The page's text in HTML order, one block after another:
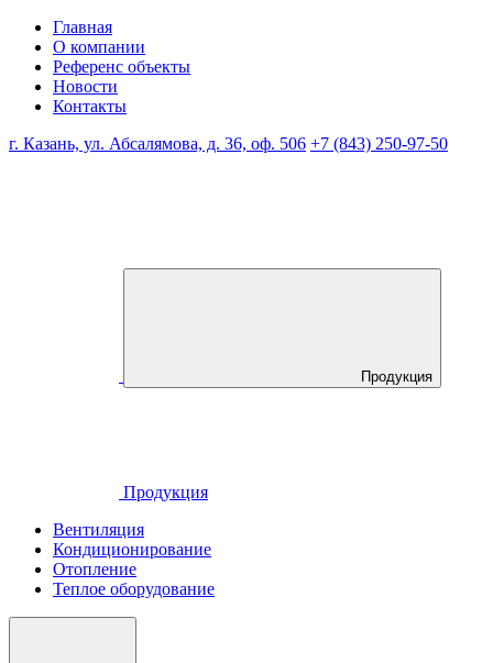
Главная
О компании
Референс объекты
Новости
Контакты
г. Казань, ул. Абсалямова, д. 36, оф. 506 +7 (843) 250-97-50
Продукция
Продукция
Вентиляция
Кондиционирование
Отопление
Теплое оборудование